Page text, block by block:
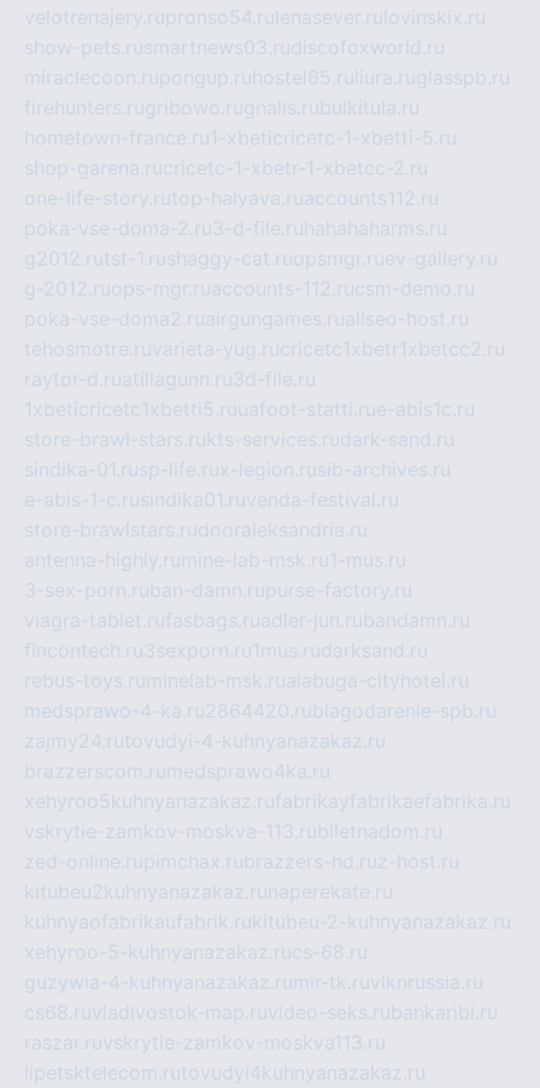
velotrenajery.rupronso54.ru lenasever.ru lovinskix.ru
show-pets.rusmartnews03.rudiscofoxworld.ru
miraclecoon.rupongup.ru hostel65.ru liura.ruglasspb.ru
firehunters.rugribowo.rugnalis.rubulkitula.ru
hometown-france.ru1-xbeticricetc-1-xbetti-5.ru
shop-garena.rucricetc-1-xbetr-1-xbetcc-2.ru
one-life-story.rutop-halyava.ruaccounts112.ru
poka-vse-doma-2.ru3-d-file.ru hahahaharms.ru
g2012.rutst-1.rushaggy-cat.ruopsmgr.ruev-gallery.ru
g-2012.ruops-mgr.ruaccounts-112.rucsm-demo.ru
poka-vse-doma2.ruairgungames.ruallseo-host.ru
tehosmotre.ruvarieta-yug.rucricetc1xbetr1xbetcc2.ru
raytor-d.ruatillagunn.ru3d-file.ru
1xbeticricetc1xbetti5.ruuafoot-statti.rue-abis1c.ru
store-brawl-stars.rukts-services.rudark-sand.ru
sindika-01.rusp-life.rux-legion.rusib-archives.ru
e-abis-1-c.rusindika01.ruvenda-festival.ru
store-brawlstars.rudooraleksandria.ru
antenna-highly.ru mine-lab-msk.ru1-mus.ru
3-sex-porn.ruban-damn.rupurse-factory.ru
viagra-tablet.rufasbags.ruadler-jun.rubandamn.ru
fincontech.ru3sexporn.ru1mus.rudarksand.ru
rebus-toys.ru minelab-msk.rualabuga-cityhotel.ru
medsprawo-4-ka.ru2864420.rublagodarenie-spb.ru
zajmy24.rutovudyi-4-kuhnyanazakaz.ru
brazzerscom.ru medsprawo4ka.ru
xehyroo5kuhnyanazakaz.rufabrikayfabrikaefabrika.ru
vskrytie-zamkov-moskva-113.rubiletnadom.ru
zed-online.rupimchax.rubrazzers-hd.ruz-host.ru
kitubeu2kuhnyanazakaz.ru naperekate.ru
kuhnyaofabrikaufabrik.rukitubeu-2-kuhnyanazakaz.ru
xehyroo-5-kuhnyanazakaz.rucs-68.ru
guzywia-4-kuhnyanazakaz.ru mir-tk.ruvlknrussia.ru
cs68.ruvladivostok-map.ruvideo-seks.rubankaribi.ru
raszar.ruvskrytie-zamkov-moskva113.ru
lipetsktelecom.rutovudyi4kuhnyanazakaz.ru